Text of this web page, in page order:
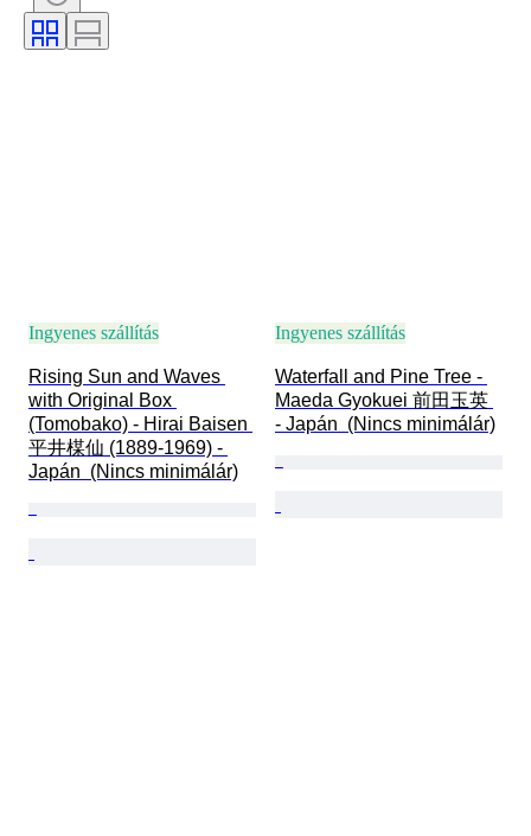
Nyelv
Eladta
Ingyenes szállítás
Rising Sun and Waves
with Original Box
(Tomobako) - Hirai Baisen
平井楳仙 (1889-1969) -
Japán  (Nincs minimálár)
Ingyenes szállítás
Waterfall and Pine Tree -
Maeda Gyokuei 前田玉英
- Japán  (Nincs minimálár)